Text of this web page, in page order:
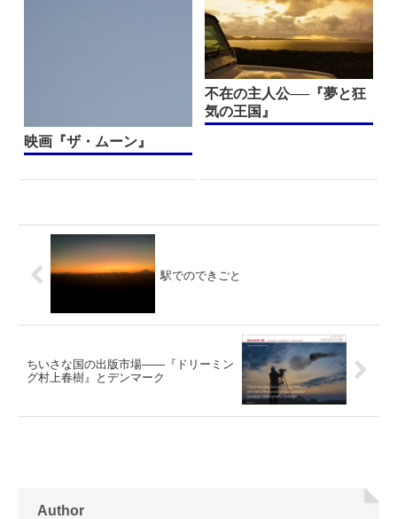
映画『ザ・ムーン』
不在の主人公──『夢と狂
気の王国』
駅でのできごと
ちいさな国の出版市場——『ドリーミン
グ村上春樹』とデンマーク
Author